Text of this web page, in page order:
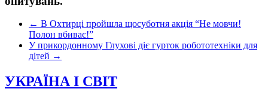
← В Охтирці пройшла щосуботня акція “Не мовчи!
Полон вбиває!”
У прикордонному Глухові діє гурток робототехніки для
дітей →
УКРАЇНА І СВІТ